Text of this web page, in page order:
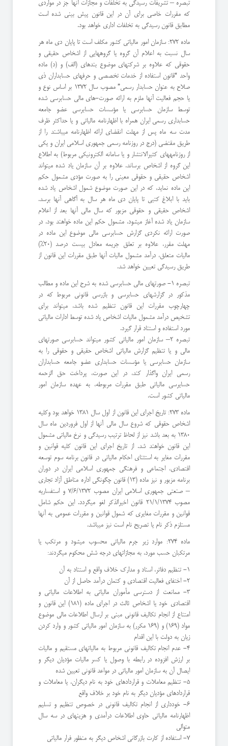
تبصره – تشریفات رسیدگی به تخلفات و مجازات آنها جز در مواردی
که مقررات خاصی برای آن در این قانون پیش بینی شده است
مطابق قانون رسیدگی به تخلفات اداری خواهد بود.
ماده 272: سازمان امور مالیاتی کشور مکلف است تا پایان دی ماه هر
سال نسبت به اعلام آن گروه یا گروههایی از اشخاص حقیقی و
حقوقی که علاوه بر شرکتهای موضوع بندهای (الف) و (د) ماده
واحد “‌قانون استفاده از خدمات تخصصی و حرفهای حسابداران ذی
صلاح به عنوان حسابدار رسمی” مصوب سال 1372 بر اساس نوع و
یا حجم فعالیت آنها ملزم به ارائه صورت-های مالی حسابرسی شده
توسط سازمان حسابرسی یا مؤسسات حسابرسی عضو جامعه
حسابداری رسمی ایران همراه با اظهارنامه مالیاتی و یا حداکثر ظرف
مدت سه ماه پس از مهلت انقضای ارائه اظهارنامه میباشند را از
طریق مقتضی (درج در روزنامه رسمی جمهوری اسلامی ایران و یکی
از روزنامههای کثیرالانتشار و یا سامانه الکترونیکی مربوط) به اطلاع
این گروه از اشخاص برساند. علاوه بر آن سازمان یاد شده میتواند
اشخاص حقیقی و حقوقی معینی را به صورت مؤدی مشمول حکم
این ماده نماید، که در این صورت موضوع شمول اشخاص یاد شده
باید با ابلاغ کتبی تا پایان دی ماه هر سال به آگاهی آنها برسد.
اشخاص حقیقی و حقوقی مزبور که سال مالی آنها بعد از اعلام
سازمان یاد شده آغاز میشود، مشمول حکم این ماده خواهند بود. در
صورت ارائه نکردی گزارش حسابرسی مالی موضوع این ماده در
مهلت مقرر، علاوه بر تعلق جریمه معادل بیست درصد (20%)
مالیات متعلق، درآمد مشمول مالیات آنها طبق مقررات این قانون از
طریق رسیدگی تعیین خواهد شد.
تبصره 1- صورتهای مالی حسابرسی شده به شرح این ماده و مطالب
مذکور در گزارشهای حسابرسی و بازرسی قانونی مربوط که در
چهارچوب مقررات این قانون تنظیم شده باشد، میتواند برای
تشخیص درآمد مشمول مالیات اشخاص یاد شده توسط ادارات مالیاتی
مورد استفاده و استناد قرار گیرد.
تبصره 2– سازمان امور مالیاتی کشور میتواند حسابرسی صورتهای
مالی و یا تنظیم گزارش مالیاتی اشخاص حقیقی و حقوقی را به
سازمان حسابرسی یا مؤسسات حسابداری عضو جامعه حسابداران
رسمی ایران واگذار کند، در این صورت، پرداخت حق الزحمه
حسایرسی مالیاتی طبق مقررات مربوطه، به عهده سازمان امور
مالیاتی کشور است.
ماده 273: تاریخ اجرای این قانون از اول سال 1381 خواهد بود وکلیه
اشخاص حقوقی که شروع سال مالی آنها از اول فروردین ماه سال
1380 به بعد باشد نیز از لحاظ ترتیب رسیدگی و نرخ مالیاتی مشمول
این قانون خواهند شد. از تاریخ اجرای این قانون کلیه قوانین و
مقررات مغایر به استثنای احکام مالیاتی در قانون برنامه سوم توسعه
اقتصادی، اجتماعی و فرهنگی جمهوری اسلامی ایران در دوران
برنامه مزبور و نیز ماده (13) قانون چگونگی اداره مناطق آزاد تجاری
– صنعتی جمهوری اسلامی ایران مصوب 7/6/1372 و استفساریه
مصوب 21/1/1374 قانون اخیرالذکر لغو میگردد. این حکم شامل
قوانین و مقررات مغایری که شمول قوانین و مقررات عمومی به آنها
مستلزم ذکر نام یا تصریح نام است نیز میباشد.
ماده 274: موارد زیر جرم مالیاتی محسوب میشود و مرتکب یا
مرتکبان حسب مورد، به مجازاتهای درجه شش محکوم میگردند:
۱- تنظیم دفاتر، اسناد و مدارک خلاف واقع و استناد به آن
۲- اختفای فعالیت اقتصادی و کتمان درآمد حاصل از آن
۳- ممانعت از دسترسی مأموران مالیاتی به اطلاعات مالیاتی و
اقتصادی خود یا اشخاص ثالث در اجرای ماده (181) این قانون و
امتناع از انجام تکالیف قانونی مبنی بر ارسال اطلاعات مالی موضوع
مواد (169) و (169 مکرر) به سازمان امور مالیاتی کشور و وارد کردن
زیان به دولت با این اقدام
۴- عدم انجام تکالیف قانونی مربوط به مالیاتهای مستقیم و مالیات
بر ارزش افزوده در رابطه با وصول یا کسر مالیات مؤدیان دیگر و
ایصال آن به سازمان امور مالیاتی در مواعد قانونی تعیین شده
۵- تنظیم معاملات و قراردادهای خود به نام دیگران، یا معاملات و
قراردادهای مؤدیان دیگر به نام خود بر خلاف واقع
۶- خودداری از انجام تکالیف قانونی در خصوص تنظیم و تسلیم
اظهارنامه مالیاتی حاوی اطلاعات درآمدی و هزینهای در سه سال
متوالی
۷- استفاده از کارت بازرگانی اشخاص دیگر به منظور فرار مالیاتی